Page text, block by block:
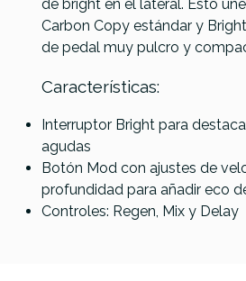
de bright en el lateral. Esto
Carbon Copy estándar y
de pedal muy pulcro y
Características:
Interruptor Bright para
agudas
Botón Mod con ajustes de
profundidad para añadir eco
Controles: Regen, Mix y Delay